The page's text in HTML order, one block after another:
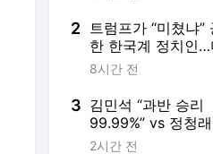
2 트럼프가 “미쳤냐”
한 한국계 정치인…
인들 성역 건드렸다
8시간 전
3 김민석 “과반 승리
99.99%” vs 정청
토론으로 게임 끝”
2시간 전